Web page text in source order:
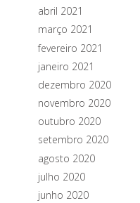
abril 2021
março 2021
fevereiro 2021
janeiro 2021
dezembro 2020
novembro 2020
outubro 2020
setembro 2020
agosto 2020
julho 2020
junho 2020